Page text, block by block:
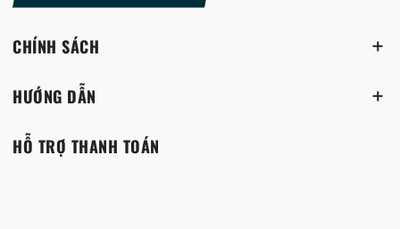
CHÍNH SÁCH
HƯỚNG DẪN
HỖ TRỢ THANH TOÁN